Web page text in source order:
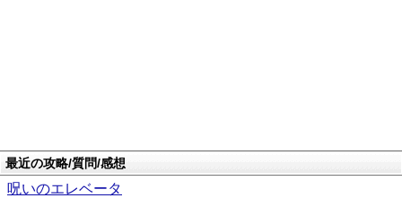
最近の攻略/質問/感想
呪いのエレベータ